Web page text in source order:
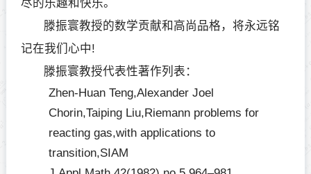
尽的乐趣和快乐。
滕振寰教授的数学贡献和高尚品格，将永远铭
记在我们心中!
滕振寰教授代表性著作列表：
Zhen-Huan Teng,Alexander Joel
Chorin,Taiping Liu,Riemann problems for
reacting gas,with applications to
transition,SIAM